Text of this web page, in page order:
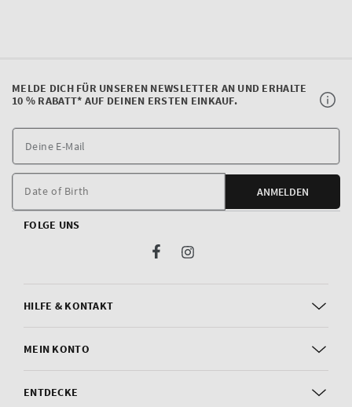
HILFE & KONTAKT
MEIN KONTO
ENTDECKE
MELDE DICH FÜR UNSEREN NEWSLETTER AN UND ERHALTE
10 % RABATT* AUF DEINEN ERSTEN EINKAUF.
E-
Date of Birth ANMELDEN
FOLGE UNS
FacebookInstagram